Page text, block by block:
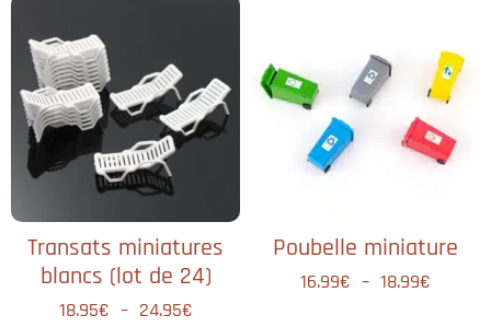
Transats miniatures
blancs (lot de 24)
18.95€ – 24.95€
Poubelle miniature​
16.99€ – 18.99€